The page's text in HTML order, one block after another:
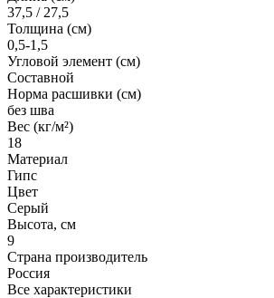
37,5 / 27,5
Толщина (см)
0,5-1,5
Угловой элемент (см)
Составной
Норма расшивки (см)
без шва
Вес (кг/м²)
18
Материал
Гипс
Цвет
Серый
Высота, см
9
Страна производитель
Россия
Все характеристики